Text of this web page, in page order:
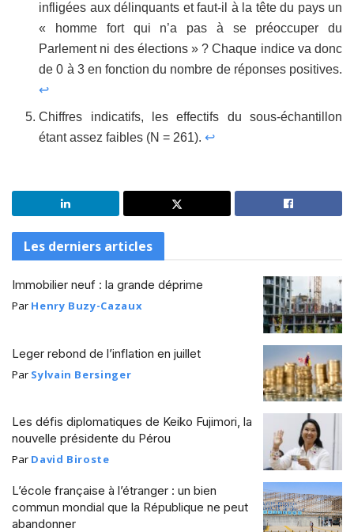
infligées aux délinquants et faut-il à la tête du pays un
« homme fort qui n’a pas à se préoccuper du
Parlement ni des élections » ? Chaque indice va donc
de 0 à 3 en fonction du nombre de réponses positives.
↩
Chiffres indicatifs, les effectifs du sous-échantillon
étant assez faibles (N = 261). ↩
Les derniers articles
Immobilier neuf : la grande déprime
Par Henry Buzy-Cazaux
Leger rebond de l’inflation en juillet
Par Sylvain Bersinger
Les défis diplomatiques de Keiko Fujimori, la
nouvelle présidente du Pérou
Par David Biroste
L’école française à l’étranger : un bien
commun mondial que la République ne peut
abandonner